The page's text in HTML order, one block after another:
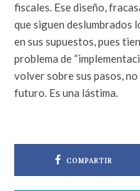
fiscales. Ese diseño,
que siguen deslumbrados
en sus supuestos, pues
problema de
volver sobre sus pasos,
futuro. Es una lástima.
COMPARTIR